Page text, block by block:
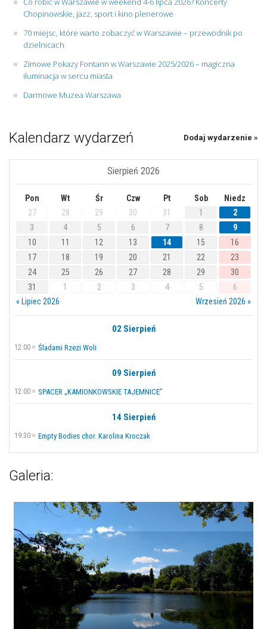
Chopinowskie, jazz, sport i kino plenerowe
70 miejsc, które warto zobaczyć w Warszawie – przewodnik po
dzielnicach
Zimowe Pokazy Fontann w Warszawie 2025/2026 – magiczna
iluminacja w sercu miasta
Darmowe Muzea Warszawa
Kalendarz wydarzeń Dodaj wydarzenie »
Sierpień 2026
Pon Wt Śr Czw Pt Sob
Niedz
27
28 29 30 31 1
2
3
4 5 6 7 8
9
10
11 12 13 14 15
16
17
18 19 20 21 22
23
24
25 26 27 28 29
30
31
1 2 3 4 5
6
« Lipiec 2026
Wrzesień 2026 »
02 Sierpień
12:00 Śladami Rzezi Woli
09 Sierpień
12:00 SPACER „KAMIONKOWSKIE TAJEMNICE”
14 Sierpień
19:30 Empty Bodies chor. Karolina Kroczak
Galeria: